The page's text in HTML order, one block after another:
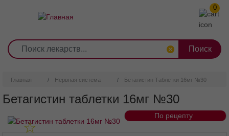
0
Главная Нервная система Бетагистин Таблетки 16мг №30
Бетагистин таблетки 16мг №30
По рецепту